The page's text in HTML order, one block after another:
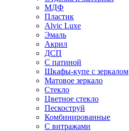
МДФ
Пластик
Alvic Luxe
Эмаль
Акрил
ДСП
С патиной
Шкафы-купе с зеркалом
Матовое зеркало
Стекло
Цветное стекло
Пескоструй
Комбинированные
С витражами